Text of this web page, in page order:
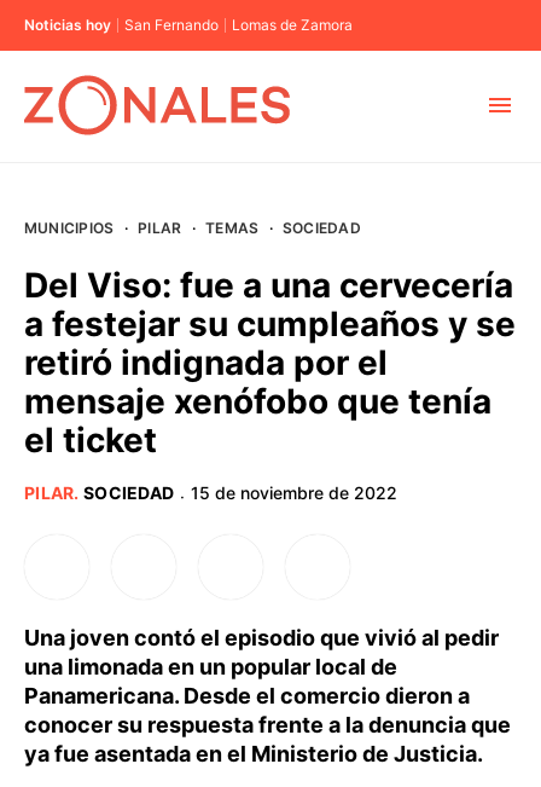
Noticias hoy San Fernando Lomas de Zamora
BUENOS AIRES
PROVINCIAS
MUNICIPIOS · PILAR · TEMAS · SOCIEDAD
Del Viso: fue a una cervecería
a festejar su cumpleaños y se
retiró indignada por el
mensaje xenófobo que tenía
el ticket
PILAR. SOCIEDAD · 15 de noviembre de 2022
Una joven contó el episodio que vivió al pedir
una limonada en un popular local de
Panamericana. Desde el comercio dieron a
conocer su respuesta frente a la denuncia que
ya fue asentada en el Ministerio de Justicia.